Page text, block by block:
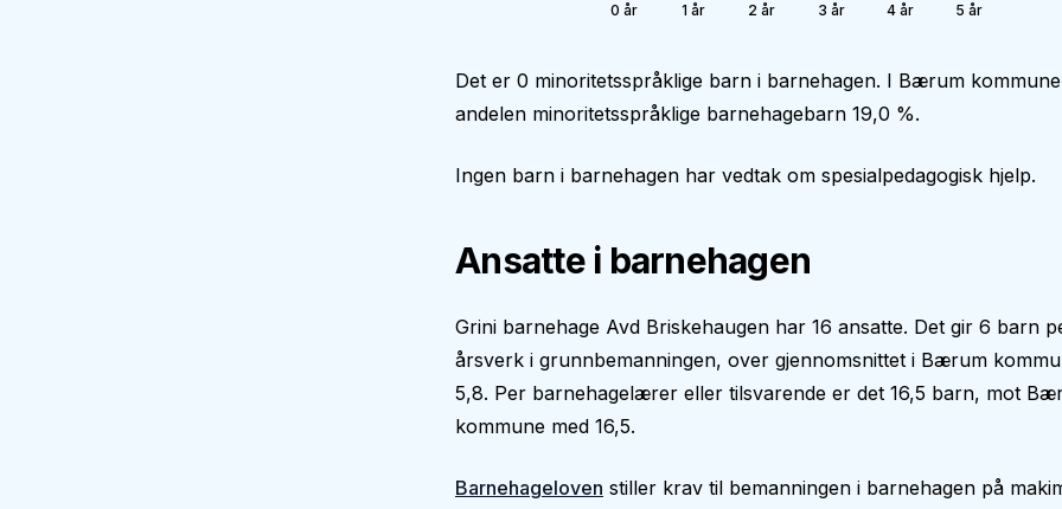
0 år
1 år 2 år 3 år 4 år 5 år
Det er 0 minoritetsspråklige barn i barnehagen. I Bærum
andelen minoritetsspråklige barnehagebarn 19,0 %.
Ingen barn i barnehagen har vedtak om spesialpedagogisk hjelp.
Ansatte i barnehagen
Grini barnehage Avd Briskehaugen har 16 ansatte. Det gir 6 barn
årsverk i grunnbemanningen, over gjennomsnittet i Bærum
5,8. Per barnehagelærer eller tilsvarende er det 16,5 barn, mot
kommune med 16,5.
Barnehageloven stiller krav til bemanningen i barnehagen på